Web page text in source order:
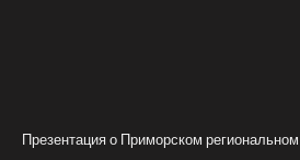
Презентация о Приморском